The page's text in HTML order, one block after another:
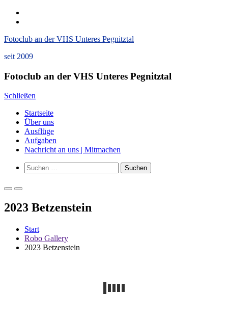
Zum
Inhalt
Impressum
Fotoclub an der VHS Unteres Pegnitztal
seit 2009
Fotoclub an der VHS Unteres Pegnitztal
Schließen
Startseite
Über uns
Ausflüge
Aufgaben
Nachricht an uns | Mitmachen
Such-
Formular
Suchen
nach:
Primäres
für
Primäres
für
2023 Betzenstein
Start
Robo Gallery
2023 Betzenstein